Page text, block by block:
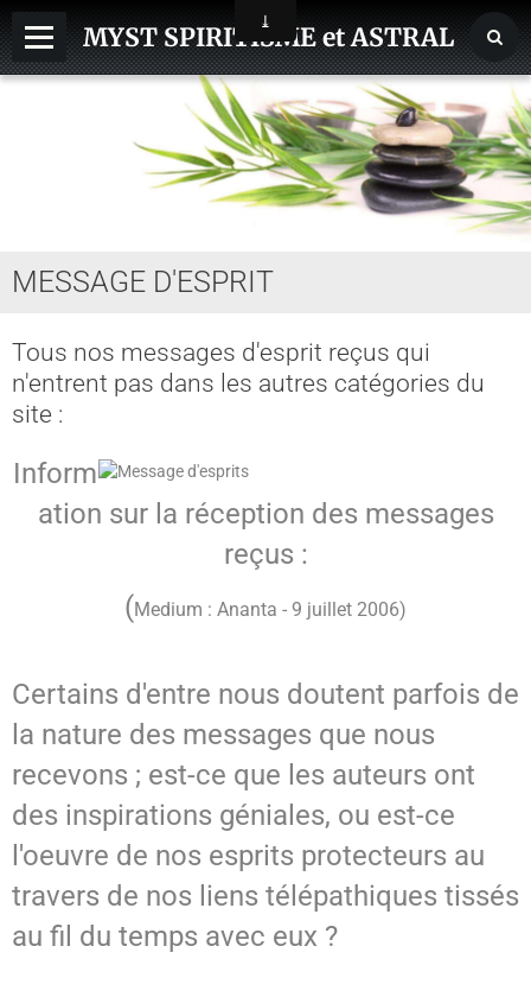
MYST SPIRITISME et ASTRAL
ASTRAL, SPHERES, TERRE
REINCARNATION
CHAKRA - CORPS SUBTILS
VOYANCE - DIVINATION
MAGIE
MESSAGE D'ESPRIT
Tous nos messages d'esprit reçus qui
n'entrent pas dans les autres catégories du
site :
Inform
ation sur la réception des messages
reçus :
(Medium : Ananta - 9 juillet 2006)
Certains d'entre nous doutent parfois de
la nature des messages que nous
recevons ; est-ce que les auteurs ont
des inspirations géniales, ou est-ce
l'oeuvre de nos esprits protecteurs au
travers de nos liens télépathiques tissés
au fil du temps avec eux ?